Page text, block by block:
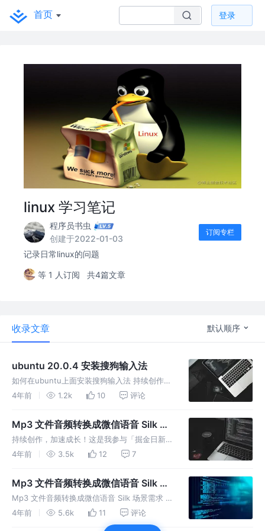
首页 登录
linux 学习笔记
程序员书虫
创建于2022-01-03
订阅专栏
记录日常linux的问题
等 1 人订阅 共4篇文章
收录文章 默认顺序
ubuntu 20.0.4 安装搜狗输入法
如何在ubuntu上面安装搜狗输入法 持续创作，
加速成长！这是我参与「掘金日新计划 · 6 月更
4年前 1.2k 10 评论
Mp3 文件音频转换成微信语音 Silk 下
篇
持续创作，加速成长！这是我参与「掘金日新计
划 · 6 月更文挑战」的第2天，点击查看活动详
silk-v3-decoder 安装 上传安装包 解压
4年前 3.5k 12 7
Mp3 文件音频转换成微信语音 Silk 上
篇
Mp3 文件音频转换成微信语音 Silk 场景需求 持
续创作，加速成长！这是我参与「掘金日新计划
· 6 月更文挑战」的第1天，点击查看活动详情
4年前 5.6k 11 评论